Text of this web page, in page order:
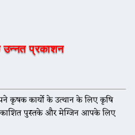
उन्नत प्रकाशन
कृषक कार्यो के उत्थान के लिए कृषि
पुस्तके और मेग्जिन आपके लिए